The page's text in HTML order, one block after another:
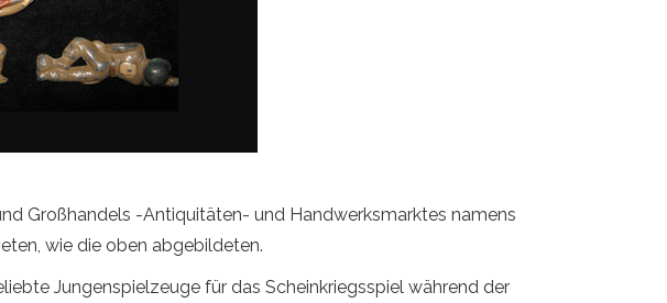
Großhandels -Antiquitäten- und Handwerksmarktes namens
wie die oben abgebildeten.
Jungenspielzeuge für das Scheinkriegsspiel während der